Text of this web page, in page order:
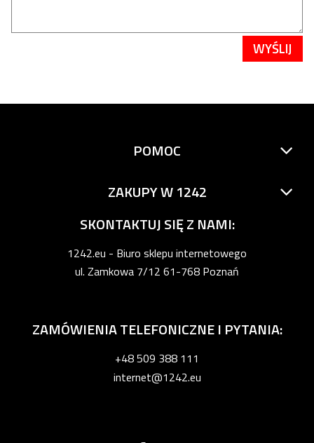
WYŚLIJ
POMOC
ZAKUPY W 1242
SKONTAKTUJ SIĘ Z NAMI:
1242.eu - Biuro sklepu internetowego
ul. Zamkowa 7/12 61-768 Poznań
ZAMÓWIENIA TELEFONICZNE I PYTANIA:
+48 509 388 111
internet@1242.eu